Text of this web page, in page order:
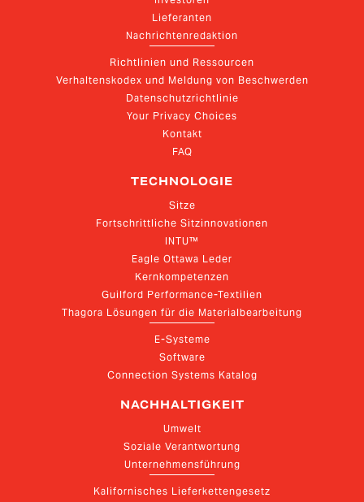
Lieferanten
Nachrichtenredaktion
Richtlinien und Ressourcen
Verhaltenskodex und Meldung von Beschwerden
Datenschutzrichtlinie
Your Privacy Choices
Kontakt
FAQ
TECHNOLOGIE
Sitze
Fortschrittliche Sitzinnovationen
INTU™
Eagle Ottawa Leder
Kernkompetenzen
Guilford Performance-Textilien
Thagora Lösungen für die Materialbearbeitung
E-Systeme
Software
Connection Systems Katalog
NACHHALTIGKEIT
Umwelt
Soziale Verantwortung
Unternehmensführung
Kalifornisches Lieferkettengesetz